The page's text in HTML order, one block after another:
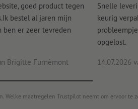
goed product tegen
bestel al jaren mijn
ben er zeer tevreden
Brigitte Furnèmont
Snelle
keurig
opgelost.
14.07.2026
maatregelen Trustpilot neemt om ervoor te